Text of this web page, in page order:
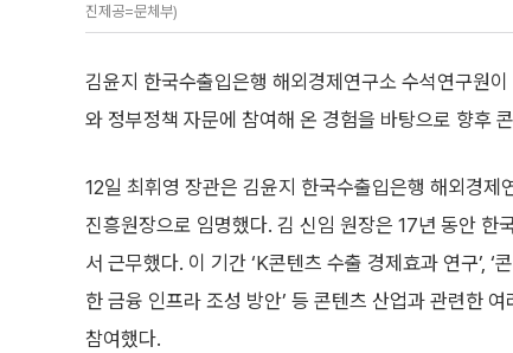
진제공=문체부)
김윤지 한국수출입은행 해외경제연구소 수석연구원
와 정부정책 자문에 참여해 온 경험을 바탕으로 향후
12일 최휘영 장관은 김윤지 한국수출입은행 해외경제
진흥원장으로 임명했다. 김 신임 원장은 17년 동안 한
서 근무했다. 이 기간 ‘K콘텐츠 수출 경제효과 연구’, ‘
한 금융 인프라 조성 방안’ 등 콘텐츠 산업과 관련한
참여했다.